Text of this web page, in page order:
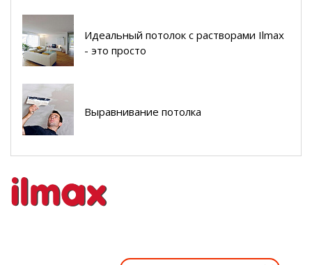
Идеальный потолок с растворами Ilmax
- это просто
Выравнивание потолка